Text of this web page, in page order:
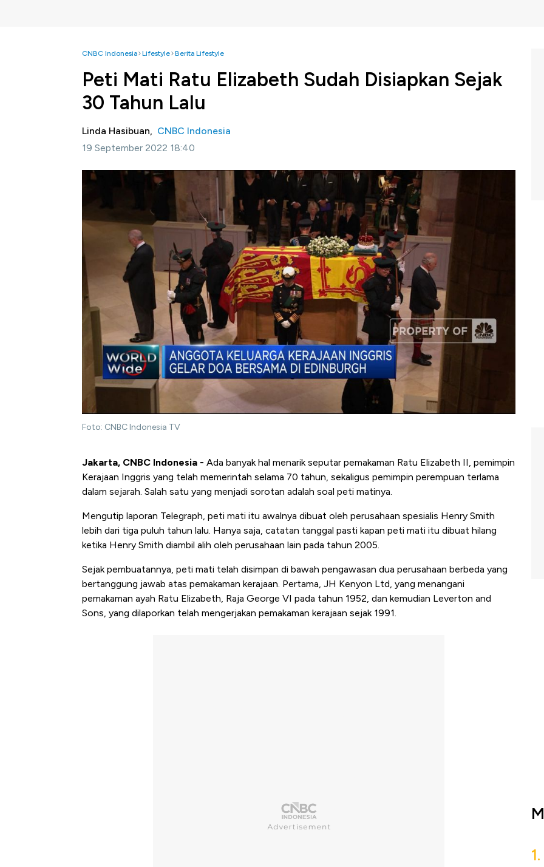
CNBC Indonesia Lifestyle Berita Lifestyle
Peti Mati Ratu Elizabeth Sudah Disiapkan Sejak
30 Tahun Lalu
Linda Hasibuan, CNBC Indonesia
19 September 2022 18:40
Foto: CNBC Indonesia TV
Jakarta, CNBC Indonesia - Ada banyak hal menarik seputar pemakaman Ratu Elizabeth II, pemimpin
Kerajaan Inggris yang telah memerintah selama 70 tahun, sekaligus pemimpin perempuan terlama
dalam sejarah. Salah satu yang menjadi sorotan adalah soal peti matinya.
Mengutip laporan Telegraph, peti mati itu awalnya dibuat oleh perusahaan spesialis Henry Smith
lebih dari tiga puluh tahun lalu. Hanya saja, catatan tanggal pasti kapan peti mati itu dibuat hilang
ketika Henry Smith diambil alih oleh perusahaan lain pada tahun 2005.
Sejak pembuatannya, peti mati telah disimpan di bawah pengawasan dua perusahaan berbeda yang
bertanggung jawab atas pemakaman kerajaan. Pertama, JH Kenyon Ltd, yang menangani
pemakaman ayah Ratu Elizabeth, Raja George VI pada tahun 1952, dan kemudian Leverton and
Sons, yang dilaporkan telah mengerjakan pemakaman kerajaan sejak 1991.
1.